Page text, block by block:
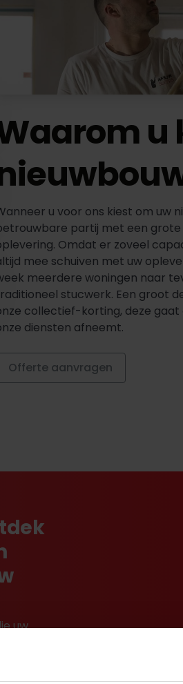
u
u voor ons kiest om uw
partij met een grote
Omdat er zoveel
mee schuiven met uw
meerdere woningen naar
stucwerk. Een groot
collectief-korting, deze
diensten afneemt.
Offerte aanvragen
uw